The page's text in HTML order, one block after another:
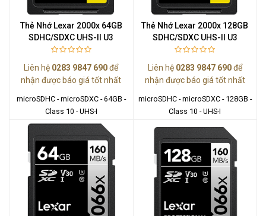
Thẻ Nhớ Lexar 2000x 64GB
SDHC/SDXC UHS-II U3
Liên hệ 0283 9847 690để
nhận được báo giá tốt nhất
microSDHC - microSDXC - 64GB -
Class 10 - UHS-I
Thẻ Nhớ Lexar 2000x 128GB
SDHC/SDXC UHS-II U3
Liên hệ 0283 9847 690để
nhận được báo giá tốt nhất
microSDHC - microSDXC - 128GB -
Class 10 - UHS-I